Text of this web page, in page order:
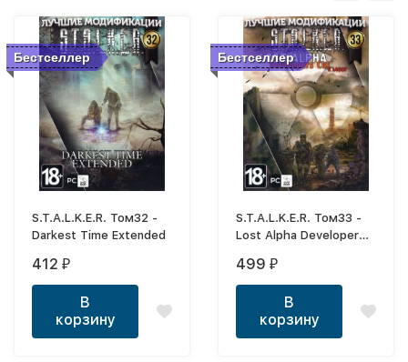
Бестселлер
S.T.A.L.K.E.R. Том32 -
Darkest Time Extended
412 ₽
В
корзину
Бестселлер
S.T.A.L.K.E.R. Том33 -
Lost Alpha Developer
499 ₽
В
корзину